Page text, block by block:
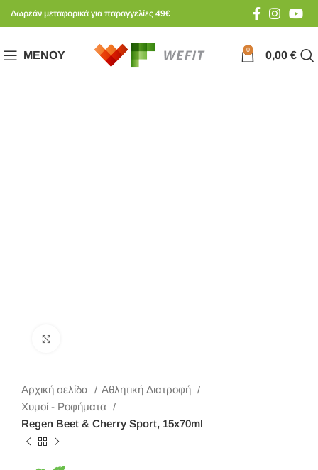
Δωρεάν μεταφορικά για παραγγελίες 49€
ΜΕΝΟΎ 0 0,00 €
Αρχική σελίδα
Αθλητική Διατροφή
Χυμοί - Ροφήματα
Regen Beet & Cherry Sport, 15x70ml